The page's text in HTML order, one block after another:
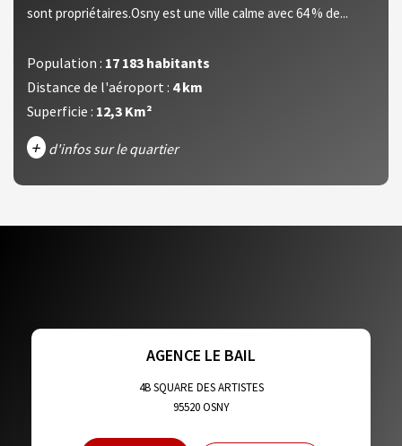
sont propriétaires.Osny est une ville calme avec 64 % de...
Population : 17 183 habitants
Distance de l'aéroport : 4 km
Superficie : 12,3 Km²
+ d'infos sur le quartier
DISTANCE DE L'AÉROPORT : SUPERFICIE :
AGENCE LE BAIL
4B SQUARE DES ARTISTES
95520OSNY